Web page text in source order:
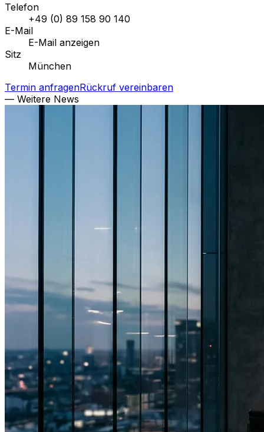
Telefon
+49 (0) 89 158 90 140
E-Mail
E-Mail anzeigen
Sitz
München
Termin anfragenRückruf vereinbaren
— Weitere News